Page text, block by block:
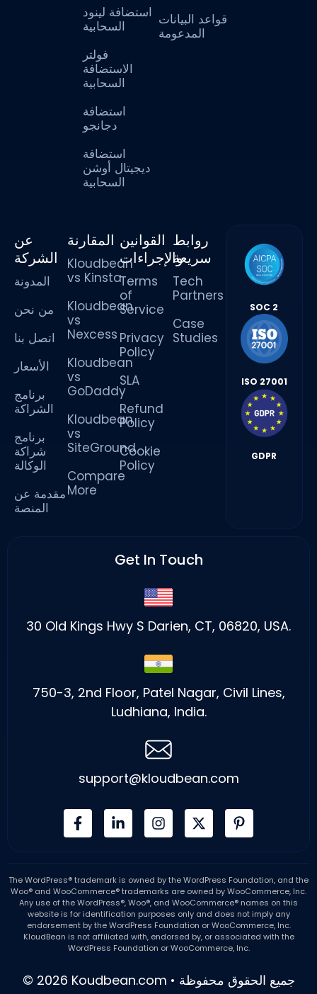
استضافة لينود
السحابية
فولتر
الاستضافة
السحابية
استضافة
دجانجو
استضافة
ديجيتال أوشن
السحابية
قواعد البيانات
المدعومة
عن
الشركة
المدونة
من نحن
اتصل بنا
الأسعار
برنامج
الشراكة
برنامج
شراكة
الوكالة
مقدمة عن
المنصة
المقارنة
Kloudbean
vs Kinsta
Kloudbean
vs
Nexcess
Kloudbean
vs
GoDaddy
Kloudbean
vs
SiteGround
Compare
More
القوانين
والإجراءات
Terms
of
Service
Privacy
Policy
SLA
Refund
Policy
Cookie
Policy
روابط
سريعة
Tech
Partners
Case
Studies
SOC 2
ISO 27001
GDPR
Get In Touch
30 Old Kings Hwy S Darien, CT, 06820, USA.
750-3, 2nd Floor, Patel Nagar, Civil Lines,
Ludhiana, India.
support@kloudbean.com
The WordPress® trademark is owned by the WordPress Foundation, and the
Woo® and WooCommerce® trademarks are owned by WooCommerce, Inc.
Any use of the WordPress®, Woo®, and WooCommerce® names on this
website is for identification purposes only and does not imply any
endorsement by the WordPress Foundation or WooCommerce, Inc.
KloudBean is not affiliated with, endorsed by, or associated with the
WordPress Foundation or WooCommerce, Inc.
© 2026 Koudbean.com • جميع الحقوق محفوظة